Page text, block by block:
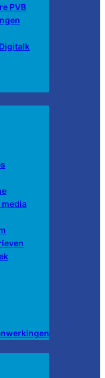
PVB
media